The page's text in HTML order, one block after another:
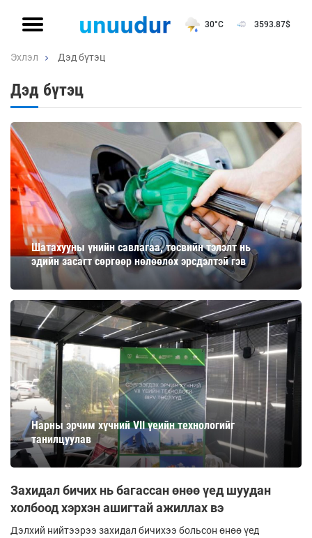
30°C 3593.87$
Эхлэл Дэд бүтэц
Дэд бүтэц
Шатахууны үнийн савлагаа, төсвийн тэлэлт нь
эдийн засагт сөргөөр нөлөөлөх эрсдэлтэй гэв
Нарны эрчим хүчний VII үеийн технологийг
танилцуулав
Захидал бичих нь багассан өнөө үед шуудан
холбоод хэрхэн ашигтай ажиллах вэ
Дэлхий нийтээрээ захидал бичихээ больсон өнөө үед